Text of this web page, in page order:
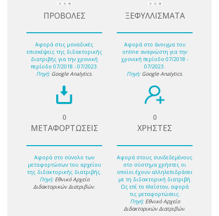
ΠΡΟΒΟΛΕΣ
Αφορά στις μοναδικές
επισκέψεις της διδακτορικής
διατριβής για την χρονική
περίοδο 07/2018 - 07/2023.
Πηγή: Google Analytics.
ΞΕΦΥΛΛΙΣΜΑΤΑ
Αφορά στο άνοιγμα του
online αναγνώστη για την
χρονική περίοδο 07/2018 -
07/2023.
Πηγή: Google Analytics.
0
ΜΕΤΑΦΟΡΤΩΣΕΙΣ
Αφορά στο σύνολο των
μεταφορτώσων του αρχείου
της διδακτορικής διατριβής.
Πηγή: Εθνικό Αρχείο
Διδακτορικών Διατριβών.
0
ΧΡΗΣΤΕΣ
Αφορά στους συνδεδεμένους
στο σύστημα χρήστες οι
οποίοι έχουν αλληλεπιδράσει
με τη διδακτορική διατριβή.
Ως επί το πλείστον, αφορά
τις μεταφορτώσεις.
Πηγή: Εθνικό Αρχείο
Διδακτορικών Διατριβών.